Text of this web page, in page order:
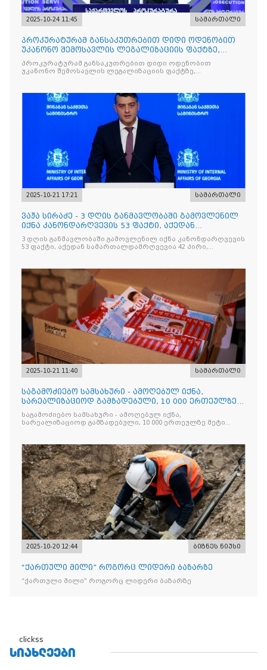
2025-10-24 11:45 სამართალი
პროკურატურამ განსაკუთრებით დიდი ოდენობით
უკანონო შემოსავლის ლეგალიზაციის ფაქტზე,
საქართველოს ყოფილ პ
პროკურატურამ განსაკუთრებით დიდი ოდენობით
უკანონო შემოსავლის ლეგალიზაციის ფაქტზე,
2025-10-21 17:21 სამართალი
ვაჟა სირაძე - 3 დღის განმავლობაში გამოვლენილ
იქნა კანონდარღვევის 53 ფაქტი, აქედან
სამართალდამრღვევია
3 დღის განმავლობაში გამოვლენილ იქნა კანონდარღვევის
53 ფაქტი, აქედან სამართალდამრღვევია 42 პირი,
2025-10-21 11:40 სამართალი
საგამოძიებო სამსახური - ამოღებულ იქნა,
სარეალიზაციოდ გამზადებული, 10 000 ერთეულზე
მეტი „Jacobs Monar
საგამოძიებო სამსახური - ამოღებულ იქნა,
სარეალიზაციოდ გამზადებული, 10 000 ერთეულზე მეტი
„Raffaello”-ს სასაქონლო ნიშნით უკანონო ნიშანდებული
ტკბილეული
2025-10-20 12:44 ბიზნეს ნიუსი
“ქართული მილი” როგორც ლიდერი ბაზარზე
“ქართული მილი” როგორც ლიდერი ბაზარზე
clickss
ᲡᲘᲐᲮᲚᲔᲔᲑᲘ